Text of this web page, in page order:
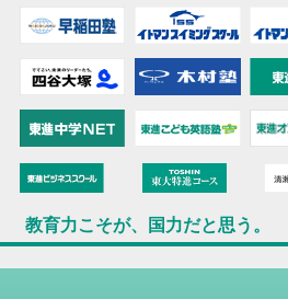
教育力こそが、国力だと思う。